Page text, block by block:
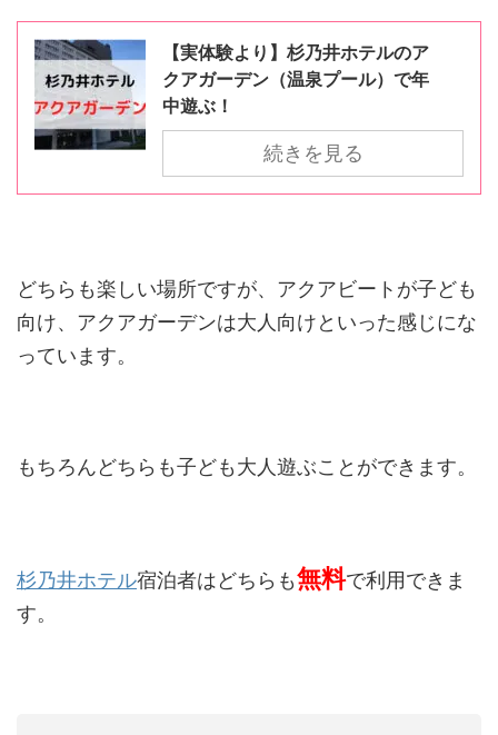
【実体験より】杉乃井ホテルのア
クアガーデン（温泉プール）で年
中遊ぶ！
続きを見る
どちらも楽しい場所ですが、アクアビートが子ども
向け、アクアガーデンは大人向けといった感じにな
っています。
もちろんどちらも子ども大人遊ぶことができます。
杉乃井ホテル宿泊者はどちらも無料で利用できま
す。